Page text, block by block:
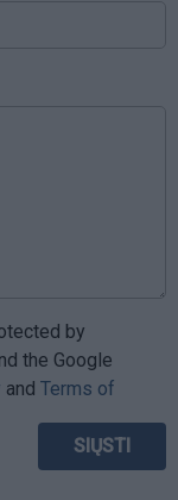
by
the Google
and Terms of